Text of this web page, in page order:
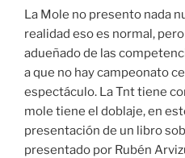
La Mole no presento nada
realidad eso es normal,
adueñado de las
a que no hay campeonato
espectáculo. La Tnt tiene
mole tiene el doblaje, en
presentación de un libro
presentado por Rubén